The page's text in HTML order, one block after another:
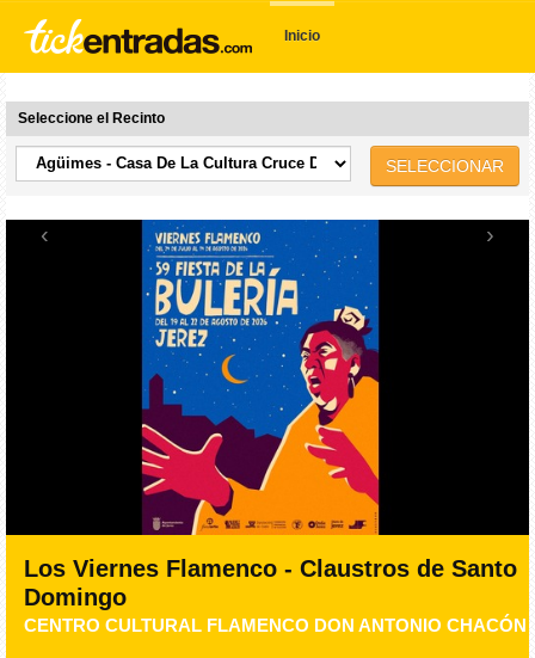
Inicio
Seleccione el Recinto
SELECCIONAR
‹ ›
Los Viernes Flamenco - Claustros de Santo
Domingo
CENTRO CULTURAL FLAMENCO DON ANTONIO CHACÓN